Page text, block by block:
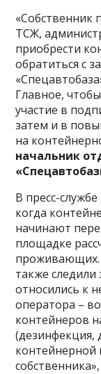
«Собственник
ТСЖ,
приобрести
обратиться с
Главное,
участие в
затем и в
на
начальник
В пресс-
когда
начинают
площадке
проживающих.
также
относились к
оператора –
контейнеров
(дезинфекция,
контейнерной